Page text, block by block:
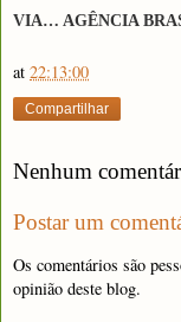
VIA… AGÊNCIA
at 22:13:00
Compartilhar
Nenhum
Postar um
Os comentários são
opinião deste blog.